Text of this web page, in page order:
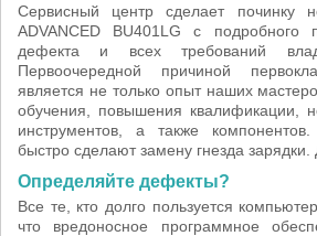
Сервисный центр сделает починку
ADVANCED BU401LG с подробного
дефекта и всех требований
Первоочередной причиной
является не только опыт наших
обучения, повышения квалификации,
инструментов, а также
быстро сделают замену гнезда зарядки.
Определяйте дефекты?
Все те, кто долго пользуется
что вредоносное программное